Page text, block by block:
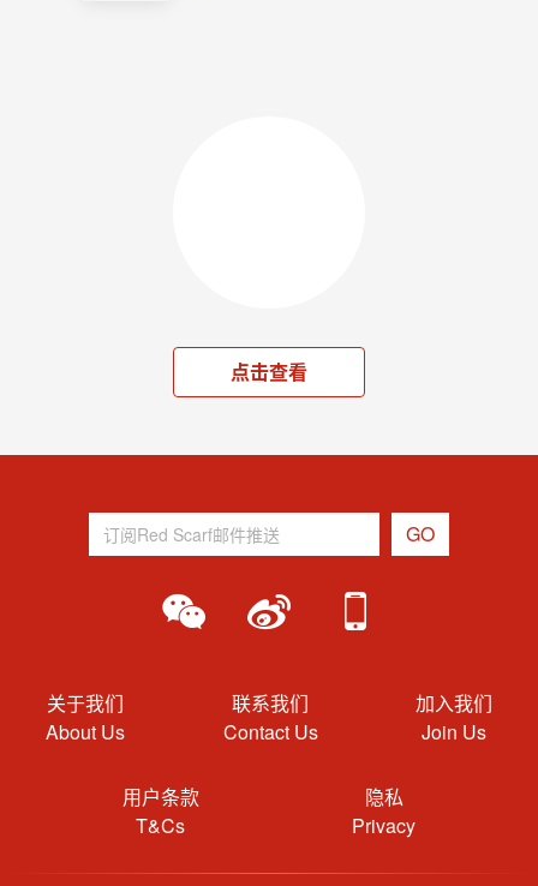
点击查看
关于我们
About Us
联系我们
Contact Us
加入我们
Join Us
用户条款
T&Cs
隐私
Privacy